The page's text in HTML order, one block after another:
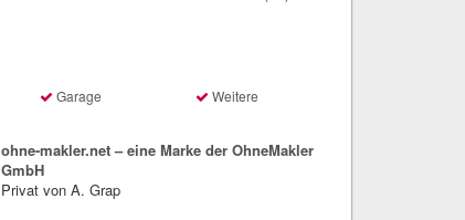
Garage Weitere
ohne-makler.net – eine Marke der OhneMakler
GmbH
Privat von A. Grap